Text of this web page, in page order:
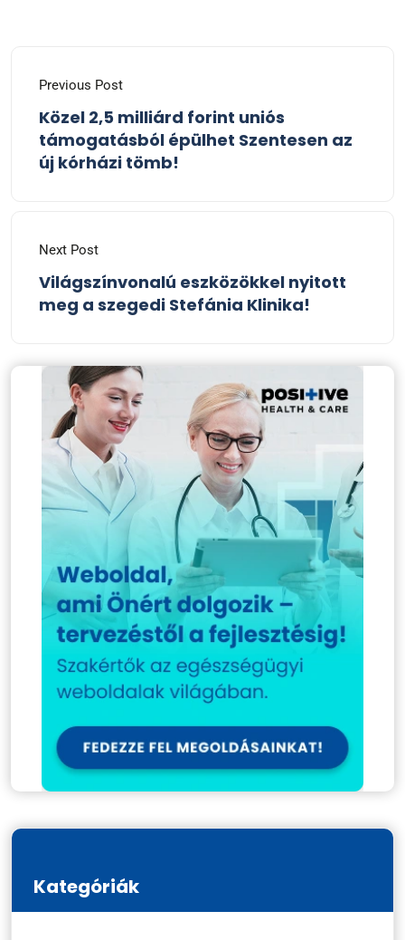
Previous Post
Közel 2,5 milliárd forint uniós
támogatásból épülhet Szentesen az
új kórházi tömb!
Next Post
Világszínvonalú eszközökkel nyitott
meg a szegedi Stefánia Klinika!
Kategóriák